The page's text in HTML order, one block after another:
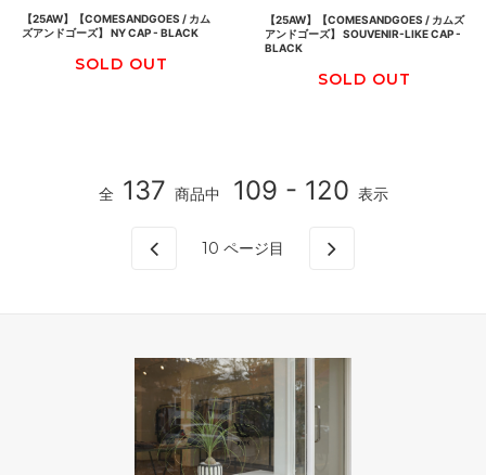
【25AW】【COMESANDGOES / カム
ズアンドゴーズ】 NY CAP - BLACK
SOLD OUT
【25AW】【COMESANDGOES / カムズ
アンドゴーズ】 SOUVENIR-LIKE CAP -
BLACK
SOLD OUT
全 137 商品中 109 - 120 表示
10 ページ目